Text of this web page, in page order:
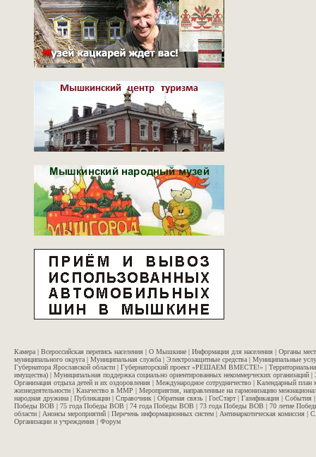
Камера | Всероссийская перепись населения | О Мышкине | Информация для населения | Органы
муниципального округа | Муниципальная служба | Электрозащитные средства | Муниципальные
Губернатора Ярославской области | Губернаторский проект «РЕШАЕМ ВМЕСТЕ!» |
имущества) | Муниципальная поддержка социально ориентированных некоммерческих организаций |
Организация отдыха детей и их оздоровления | Международное сотрудничество | Календарный план
жизнедеятельности | Казачество в ММР | Мероприятия, направленные на гармонизацию
народная дружина | Публикации | Справочник | Обратная связь | ГосСтарт| Газификация | События
Победы ВОВ | 75 года Победы ВОВ | 74 года Победы ВОВ | 73 года Победы ВОВ | 70 летие
области | Анонсы мероприятий | Перечень информационных систем | Антинаркотическая комиссия |
Организации и учреждения | Форум